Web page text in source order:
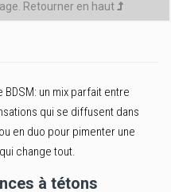
Retourner en haut
BDSM: un mix parfait entre
qui se diffusent dans
en duo pour pimenter une
change tout.
à tétons